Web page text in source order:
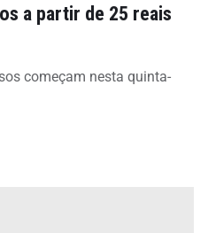
a partir de 25 reais
começam nesta quinta-